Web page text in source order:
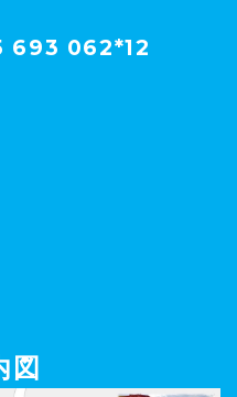
693 062*12
図